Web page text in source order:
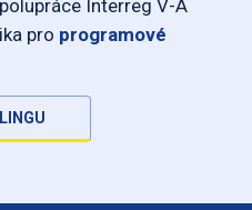
Interreg V-A
pro programové